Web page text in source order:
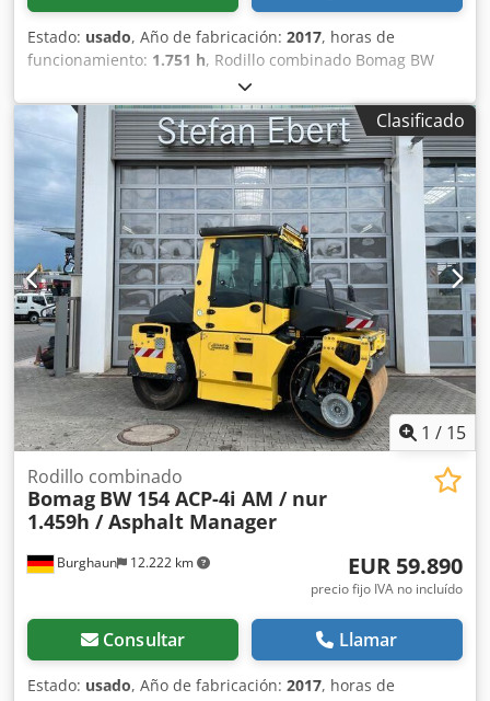
Estado: usado, Año de fabricación: 2017, horas de
funcionamiento: 1.751 h, Rodillo combinado Bomag BW
154 ACP-4i AM, año de fabricación: 2017, horas de
funcionamiento: solo 1.751 horas, motor: Kubota [55,4
kW/75 CV], sistema Asphalt Manager 2, cortadora de
asfalto a ambos lados, peso: 7.400 kg, tambor con
superficie lisa, buen estado, listo para su uso inmediato. Si
lo desea, le ofreceremos una opción de arrendamiento o
financiación. El Sr. Mihm (tel. ) estará encantado de
atenderle. Para obtener más información, visite nuestra
página web. Salvo errores y venta previa. Posibilidad de
alquiler. Cjdozq Tztspfx Ahrorf = Más información =
Póngase en contacto con Tobias Ebert para obtener más
información.
Clasificado
1 / 15
Burghaun 12.222 km
Rodillo combinado
Bomag BW 154 ACP-4i AM / nur
1.459h / Asphalt Manager
EUR 59.890
precio fijo IVA no incluído
Consultar Llamar
Estado: usado, Año de fabricación: 2017, horas de